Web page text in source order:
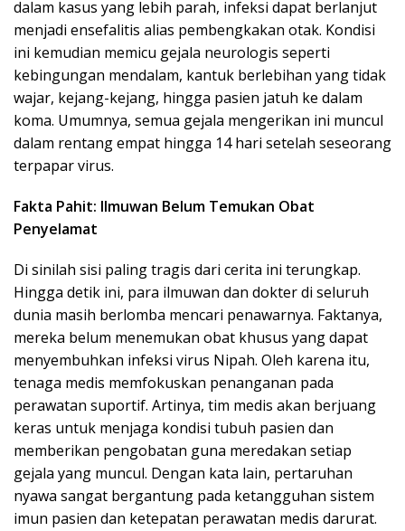
dalam kasus yang lebih parah, infeksi dapat berlanjut
menjadi ensefalitis alias pembengkakan otak. Kondisi
ini kemudian memicu gejala neurologis seperti
kebingungan mendalam, kantuk berlebihan yang tidak
wajar, kejang-kejang, hingga pasien jatuh ke dalam
koma. Umumnya, semua gejala mengerikan ini muncul
dalam rentang empat hingga 14 hari setelah seseorang
terpapar virus.
Fakta Pahit: Ilmuwan Belum Temukan Obat
Penyelamat
Di sinilah sisi paling tragis dari cerita ini terungkap.
Hingga detik ini, para ilmuwan dan dokter di seluruh
dunia masih berlomba mencari penawarnya. Faktanya,
mereka belum menemukan obat khusus yang dapat
menyembuhkan infeksi virus Nipah. Oleh karena itu,
tenaga medis memfokuskan penanganan pada
perawatan suportif. Artinya, tim medis akan berjuang
keras untuk menjaga kondisi tubuh pasien dan
memberikan pengobatan guna meredakan setiap
gejala yang muncul. Dengan kata lain, pertaruhan
nyawa sangat bergantung pada ketangguhan sistem
imun pasien dan ketepatan perawatan medis darurat.